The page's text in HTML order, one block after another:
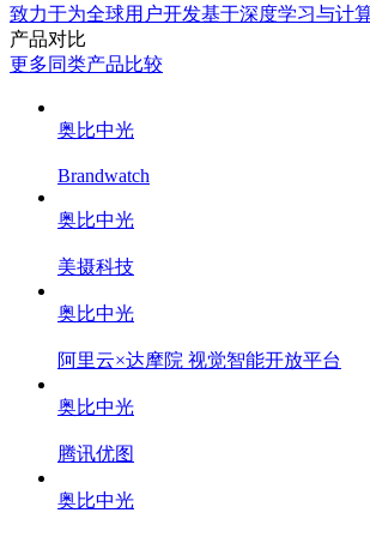
致力于为全球用户开发基于深度学习与计
产品对比
更多同类产品比较
奥比中光
Brandwatch
奥比中光
美摄科技
奥比中光
阿里云×达摩院 视觉智能开放平台
奥比中光
腾讯优图
奥比中光